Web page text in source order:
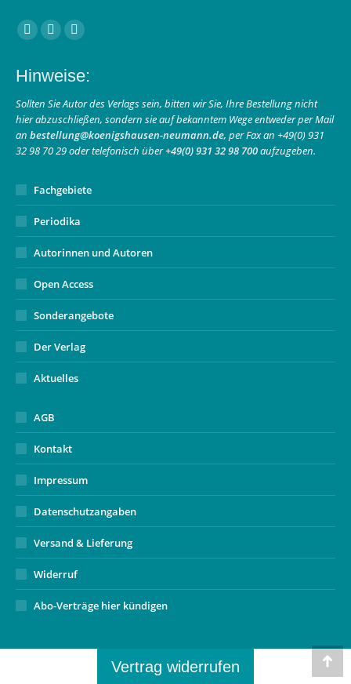
Finden Sie uns auf:
Facebook
opens
in
new
window
Instagram
opens
in
new
window
E-
page
opens
in
new
window
Hinweise:
Sollten Sie Autor des Verlags sein, bitten wir Sie, Ihre Bestellung nicht
hier abzuschließen, sondern sie auf bekanntem Wege entweder per Mail
an bestellung@koenigshausen-neumann.de, per Fax an +49(0) 931
32 98 70 29 oder telefonisch über+49(0) 931 32 98 700aufzugeben.
Fachgebiete
Periodika
Autorinnen und Autoren
Open Access
Sonderangebote
Der Verlag
Aktuelles
AGB
Kontakt
Impressum
Datenschutzangaben
Versand & Lieferung
Widerruf
Abo-Verträge hier kündigen
Go
Vertrag widerrufen